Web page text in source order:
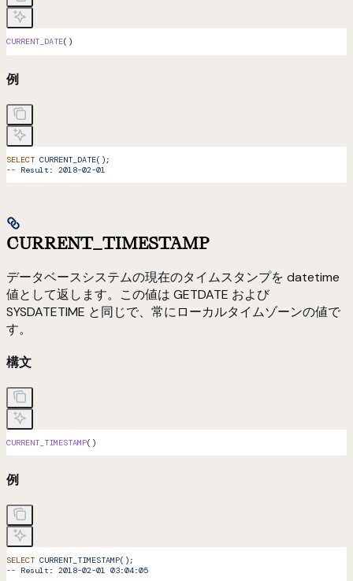
CURRENT_DATE()
例
SELECT CURRENT_DATE();
-- Result: 2018-02-01
CURRENT_TIMESTAMP
データベースシステムの現在のタイムスタンプを datetime
値として返します。この値は GETDATE および
SYSDATETIME と同じで、常にローカルタイムゾーンの値で
す。
構文
CURRENT_TIMESTAMP()
例
SELECT CURRENT_TIMESTAMP();
-- Result: 2018-02-01 03:04:05